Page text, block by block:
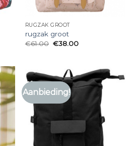
RUGZAK GROOT
rugzak groot
€61.00 €38.00
Aanbieding!